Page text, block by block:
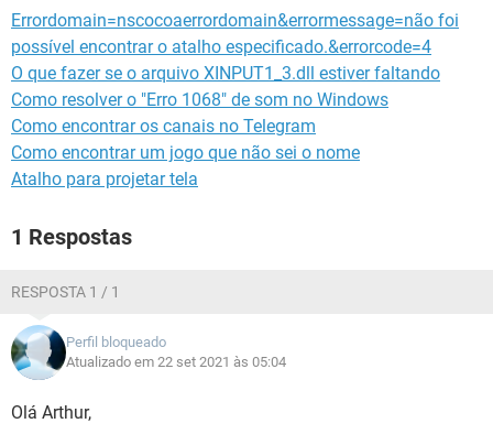
Errordomain=nscocoaerrordomain&errormessage=não foi
possível encontrar o atalho especificado.&errorcode=4
O que fazer se o arquivo XINPUT1_3.dll estiver faltando
Como resolver o "Erro 1068" de som no Windows
Como encontrar os canais no Telegram
Como encontrar um jogo que não sei o nome
Atalho para projetar tela
1 Respostas
RESPOSTA 1 / 1
Perfil bloqueado
Atualizado em 22 set 2021 às 05:04
Olá Arthur,